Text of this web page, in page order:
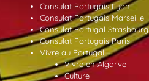
Consulat Portugais Lyon
Consulat Portugais Marseille
Consulat Portugal Strasbourg
Consulat Portugais Paris
Vivre au Portugal
Vivre en Algarve
Culture